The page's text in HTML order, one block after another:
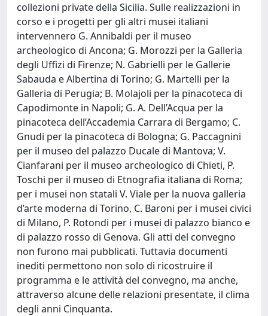
collezioni private della Sicilia. Sulle realizzazioni in
corso e i progetti per gli altri musei italiani
intervennero G. Annibaldi per il museo
archeologico di Ancona; G. Morozzi per la Galleria
degli Uffizi di Firenze; N. Gabrielli per le Gallerie
Sabauda e Albertina di Torino; G. Martelli per la
Galleria di Perugia; B. Molajoli per la pinacoteca di
Capodimonte in Napoli; G. A. Dell’Acqua per la
pinacoteca dell’Accademia Carrara di Bergamo; C.
Gnudi per la pinacoteca di Bologna; G. Paccagnini
per il museo del palazzo Ducale di Mantova; V.
Cianfarani per il museo archeologico di Chieti, P.
Toschi per il museo di Etnografia italiana di Roma;
per i musei non statali V. Viale per la nuova galleria
d’arte moderna di Torino, C. Baroni per i musei civici
di Milano, P. Rotondi per i musei di palazzo bianco e
di palazzo rosso di Genova. Gli atti del convegno
non furono mai pubblicati. Tuttavia documenti
inediti permettono non solo di ricostruire il
programma e le attività del convegno, ma anche,
attraverso alcune delle relazioni presentate, il clima
degli anni Cinquanta.